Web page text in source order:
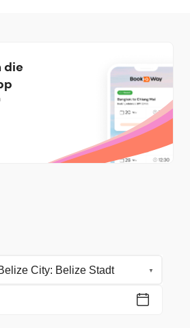
die